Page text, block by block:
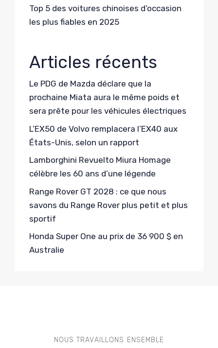
Top 5 des voitures chinoises d’occasion
les plus fiables en 2025
Articles récents
Le PDG de Mazda déclare que la
prochaine Miata aura le même poids et
sera prête pour les véhicules électriques
L’EX50 de Volvo remplacera l’EX40 aux
États-Unis, selon un rapport
Lamborghini Revuelto Miura Homage
célèbre les 60 ans d’une légende
Range Rover GT 2028 : ce que nous
savons du Range Rover plus petit et plus
sportif
Honda Super One au prix de 36 900 $ en
Australie
NOUS TRAVAILLONS ENSEMBLE